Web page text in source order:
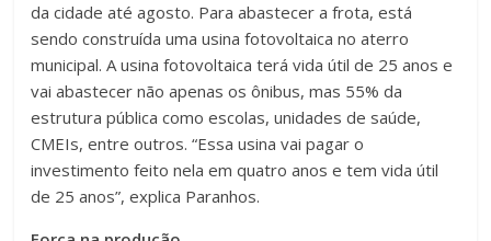
da cidade até agosto. Para abastecer a frota, está
sendo construída uma usina fotovoltaica no aterro
municipal. A usina fotovoltaica terá vida útil de 25 anos e
vai abastecer não apenas os ônibus, mas 55% da
estrutura pública como escolas, unidades de saúde,
CMEIs, entre outros. “Essa usina vai pagar o
investimento feito nela em quatro anos e tem vida útil
de 25 anos”, explica Paranhos.